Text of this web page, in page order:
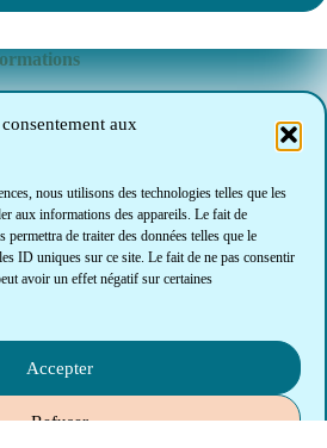
aux
nous utilisons des technologies telles que les
aux informations des appareils. Le fait de
permettra de traiter des données telles que le
ID uniques sur ce site. Le fait de ne pas consentir
avoir un effet négatif sur certaines
Accepter
Refuser
(Réservé BAE)
association
de BAE
charte